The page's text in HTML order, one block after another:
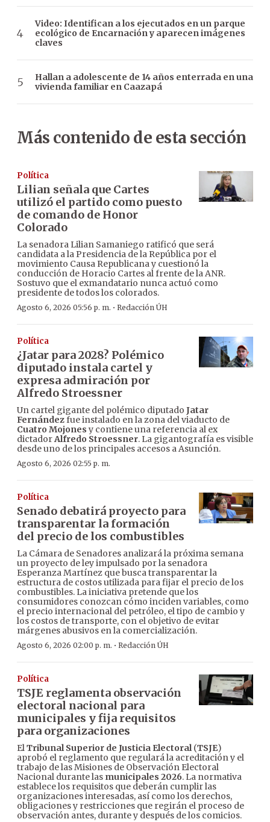
Video: Identifican a los ejecutados en un parque
ecológico de Encarnación y aparecen imágenes
claves
Hallan a adolescente de 14 años enterrada en una
vivienda familiar en Caazapá
Más contenido de esta sección
Política
Lilian señala que Cartes
utilizó el partido como puesto
de comando de Honor
Colorado
La senadora Lilian Samaniego ratificó que será
candidata a la Presidencia de la República por el
movimiento Causa Republicana y cuestionó la
conducción de Horacio Cartes al frente de la ANR.
Sostuvo que el exmandatario nunca actuó como
presidente de todos los colorados.
Agosto 6, 2026 05:56 p. m. · Redacción ÚH
Política
¿Jatar para 2028? Polémico
diputado instala cartel y
expresa admiración por
Alfredo Stroessner
Un cartel gigante del polémico diputado Jatar
Fernándezfue instalado en la zona del viaducto de
Cuatro Mojones y contiene una referencia al ex
dictadorAlfredo Stroessner. La gigantografía es visible
desde uno de los principales accesos a Asunción.
Agosto 6, 2026 02:55 p. m.
Política
Senado debatirá proyecto para
transparentar la formación
del precio de los combustibles
La Cámara de Senadores analizará la próxima semana
un proyecto de ley impulsado por la senadora
Esperanza Martínez que busca transparentar la
estructura de costos utilizada para fijar el precio de los
combustibles. La iniciativa pretende que los
consumidores conozcan cómo inciden variables, como
el precio internacional del petróleo, el tipo de cambio y
los costos de transporte, con el objetivo de evitar
márgenes abusivos en la comercialización.
Agosto 6, 2026 02:00 p. m. · Redacción ÚH
Política
TSJE reglamenta observación
electoral nacional para
municipales y fija requisitos
para organizaciones
ElTribunal Superior de Justicia Electoral(TSJE)
aprobó el reglamento que regulará la acreditación y el
trabajo de las Misiones de Observación Electoral
Nacional durante las municipales 2026. La normativa
establece los requisitos que deberán cumplir las
organizaciones interesadas, así como los derechos,
obligaciones y restricciones que regirán el proceso de
observación antes, durante y después de los comicios.